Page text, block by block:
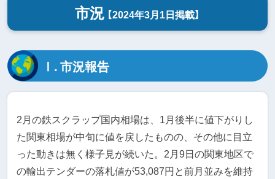
市況 【2024年3月1日掲載】
Ⅰ. 市況報告
2月の鉄スクラップ国内相場は、1月後半に値下がりし
た関東相場が中旬に値を戻したものの、その他に目立
った動きは無く様子見が続いた。2月9日の関東地区で
の輸出テンダーの落札値が53,087円と前月並みを維持